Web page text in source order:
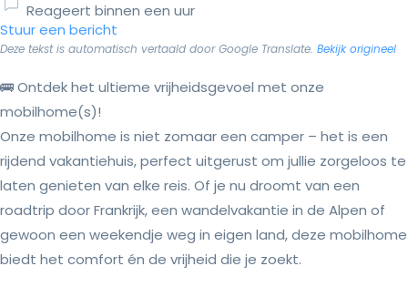
Reageert binnen een uur
Stuur een bericht
Deze tekst is automatisch vertaald door Google Translate. Bekijk origineel
🚌 Ontdek het ultieme vrijheidsgevoel met onze
mobilhome(s)!
Onze mobilhome is niet zomaar een camper – het is een
rijdend vakantiehuis, perfect uitgerust om jullie zorgeloos te
laten genieten van elke reis. Of je nu droomt van een
roadtrip door Frankrijk, een wandelvakantie in de Alpen of
gewoon een weekendje weg in eigen land, deze mobilhome
biedt het comfort én de vrijheid die je zoekt.